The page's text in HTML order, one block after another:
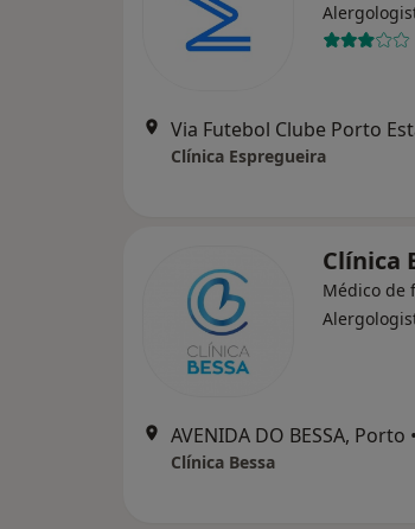
Clínica Espregueira
Clínica
Médico de
AVENIDA DO BESSA, Porto •
Clínica Bessa